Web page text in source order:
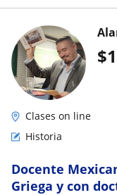
$
Clases on line
Historia
Docente
Griega y con